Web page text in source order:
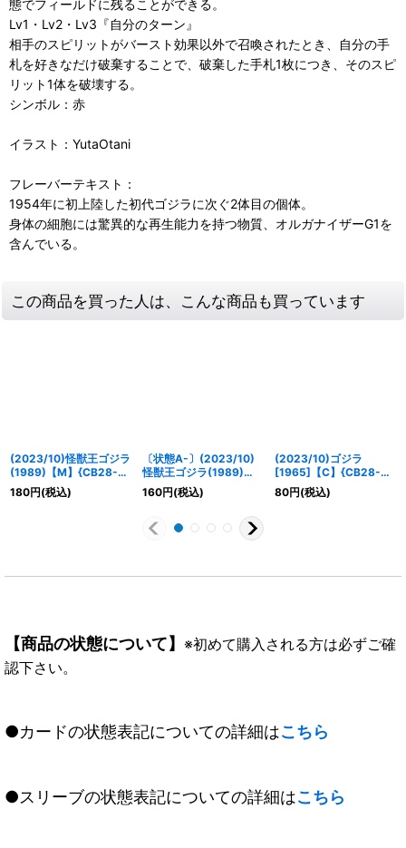
態でフィールドに残ることができる。
Lv1・Lv2・Lv3『自分のターン』
相手のスピリットがバースト効果以外で召喚されたとき、自分の手
札を好きなだけ破棄することで、破棄した手札1枚につき、そのスピ
リット1体を破壊する。
シンボル：赤
イラスト：YutaOtani
フレーバーテキスト：
1954年に初上陸した初代ゴジラに次ぐ2体目の個体。
身体の細胞には驚異的な再生能力を持つ物質、オルガナイザーG1を
含んでいる。
この商品を買った人は、こんな商品も買っています
(2023/10)怪獣王ゴジラ
(1989)【M】{CB28-
014}《赤》
180円(税込)
〔状態A-〕(2023/10)
怪獣王ゴジラ(1989)
【M】{CB28-014}
《赤》
160円(税込)
(2023/10)ゴジラ
[1965]【C】{CB28-
RV004}《赤》
80円(税込)
【商品の状態について】 ※初めて購入される方は必ずご確
認下さい。
●カードの状態表記についての詳細はこちら
●スリーブの状態表記についての詳細はこちら